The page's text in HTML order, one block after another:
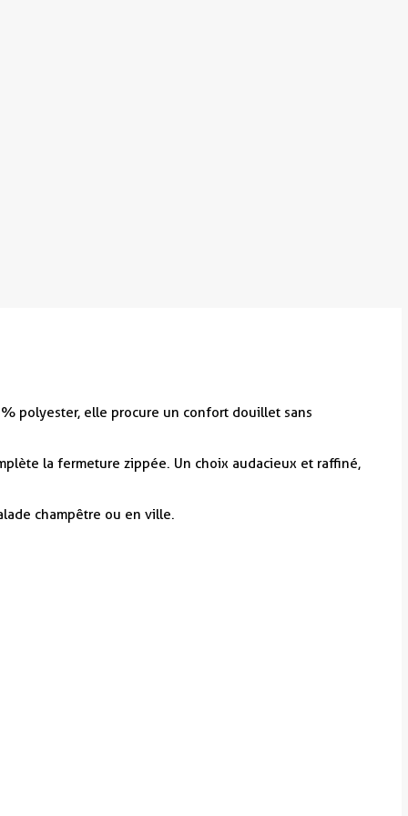
polyester, elle procure un confort douillet sans
la fermeture zippée. Un choix audacieux et raffiné,
champêtre ou en ville.